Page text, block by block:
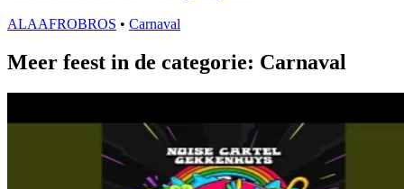
ALAAFROBROS • Carnaval
Meer feest in de categorie: Carnaval